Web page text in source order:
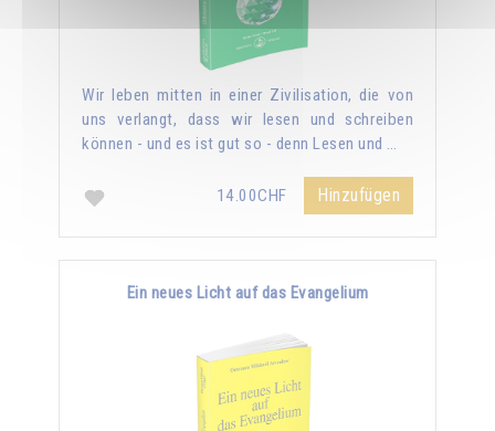
Wir leben mitten in einer Zivilisation, die von
uns verlangt, dass wir lesen und schreiben
können - und es ist gut so - denn Lesen und …
14.00CHF Hinzufügen
Ein neues Licht auf das Evangelium